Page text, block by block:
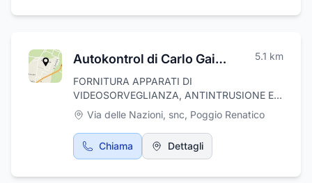
Autokontrol di Carlo Gaiani 5.1 km
FORNITURA APPARATI DI
VIDEOSORVEGLIANZA, ANTINTRUSIONE E
DOMOTICA
Via delle Nazioni, snc, Poggio Renatico
Chiama Dettagli